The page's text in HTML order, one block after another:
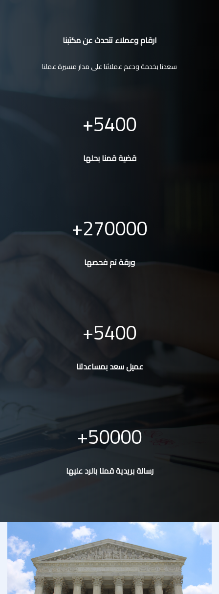
ارقام وعملاء تتحدث عن مكتبنا
سعدنا بخدمة ودعم عملائنا على مدار مسيرة عملنا
5400
قضية قمنا بحلها
270000
ورقة تم فحصها
5400
عميل سعد بمساعدتنا
50000
رسالة بريدية قمنا بالرد عليها